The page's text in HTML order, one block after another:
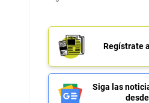
Regístrate
Siga las